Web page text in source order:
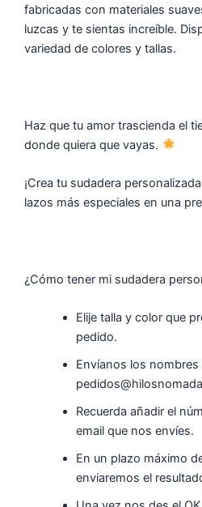
fabricadas con materiales
luzcas y te sientas increíble.
variedad de colores y tallas.
Haz que tu amor trascienda el
donde quiera que vayas.
¡Crea tu sudadera
lazos más especiales en una
¿Cómo tener mi sudadera
Elije talla y color que
pedido.
Envíanos los nombres
Recuerda añadir el
email que nos envíes.
En un plazo máximo
enviaremos el